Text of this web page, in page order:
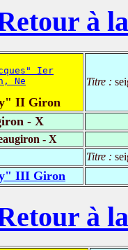
à
Ier
Ne
II Giron
Titre :
- X
- X
Titre :
III Giron
à